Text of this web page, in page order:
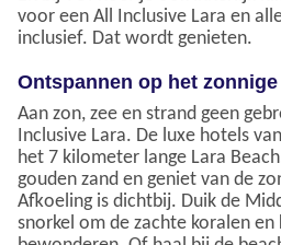
voor een All Inclusive Lara en
inclusief. Dat wordt genieten.
Ontspannen op het
Aan zon, zee en strand geen
Inclusive Lara. De luxe hotels
het 7 kilometer lange Lara
gouden zand en geniet van de
Afkoeling is dichtbij. Duik de
snorkel om de zachte koralen en